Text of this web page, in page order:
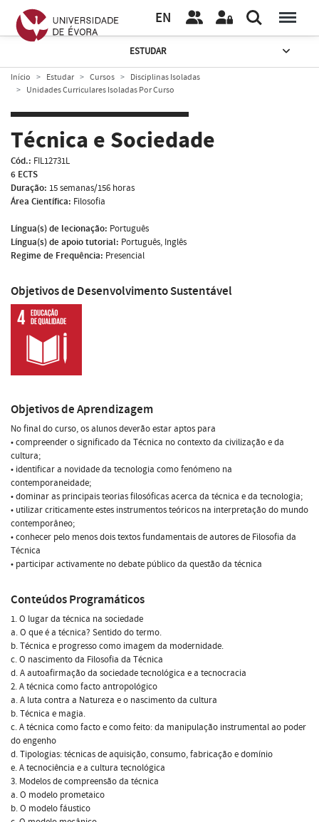
EN
ESTUDAR
Início Estudar Cursos
Disciplinas Isoladas
Unidades Curriculares Isoladas Por Curso
Técnica e Sociedade
Cód.: FIL12731L
6 ECTS
Duração: 15 semanas/156 horas
Área Científica: Filosofia
Língua(s) de lecionação: Português
Língua(s) de apoio tutorial: Português, Inglês
Regime de Frequência: Presencial
Objetivos de Desenvolvimento Sustentável
Objetivos de Aprendizagem
No final do curso, os alunos deverão estar aptos para
• compreender o significado da Técnica no contexto da civilização e da
cultura;
• identificar a novidade da tecnologia como fenómeno na
contemporaneidade;
• dominar as principais teorias filosóficas acerca da técnica e da tecnologia;
• utilizar criticamente estes instrumentos teóricos na interpretação do mundo
contemporâneo;
• conhecer pelo menos dois textos fundamentais de autores de Filosofia da
Técnica
• participar activamente no debate público da questão da técnica
Conteúdos Programáticos
1. O lugar da técnica na sociedade
a. O que é a técnica? Sentido do termo.
b. Técnica e progresso como imagem da modernidade.
c. O nascimento da Filosofia da Técnica
d. A autoafirmação da sociedade tecnológica e a tecnocracia
2. A técnica como facto antropológico
a. A luta contra a Natureza e o nascimento da cultura
b. Técnica e magia.
c. A técnica como facto e como feito: da manipulação instrumental ao poder
do engenho
d. Tipologias: técnicas de aquisição, consumo, fabricação e domínio
e. A tecnociência e a cultura tecnológica
3. Modelos de compreensão da técnica
a. O modelo prometaico
b. O modelo fáustico